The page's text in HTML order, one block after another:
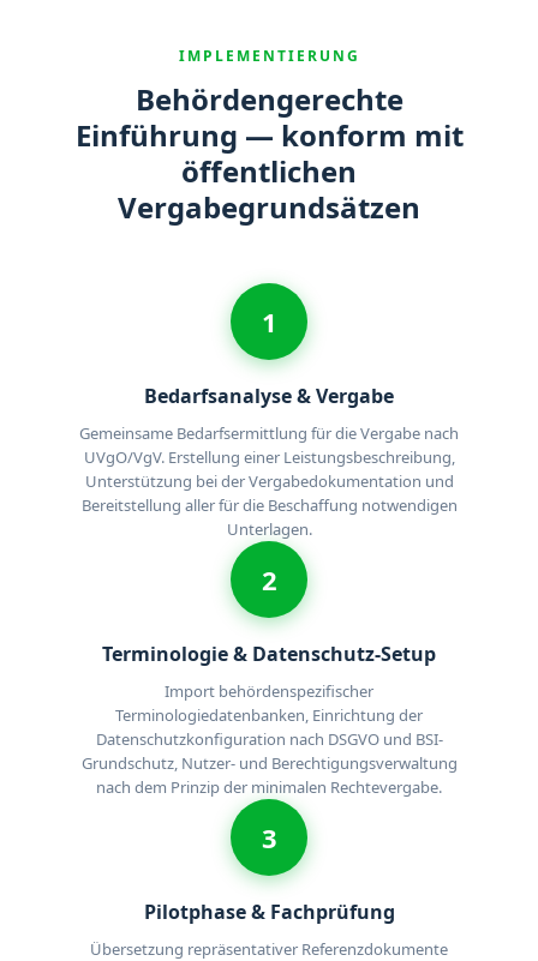
IMPLEMENTIERUNG
Behördengerechte
Einführung — konform mit
öffentlichen
Vergabegrundsätzen
1
Bedarfsanalyse & Vergabe
Gemeinsame Bedarfsermittlung für die Vergabe nach
UVgO/VgV. Erstellung einer Leistungsbeschreibung,
Unterstützung bei der Vergabedokumentation und
Bereitstellung aller für die Beschaffung notwendigen
Unterlagen.
2
Terminologie & Datenschutz-Setup
Import behördenspezifischer
Terminologiedatenbanken, Einrichtung der
Datenschutzkonfiguration nach DSGVO und BSI-
Grundschutz, Nutzer- und Berechtigungsverwaltung
nach dem Prinzip der minimalen Rechtevergabe.
3
Pilotphase & Fachprüfung
Übersetzung repräsentativer Referenzdokumente